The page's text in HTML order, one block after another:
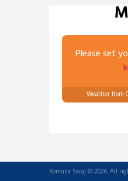
Please set
Weather from
Komuna Saraj © 2026. All